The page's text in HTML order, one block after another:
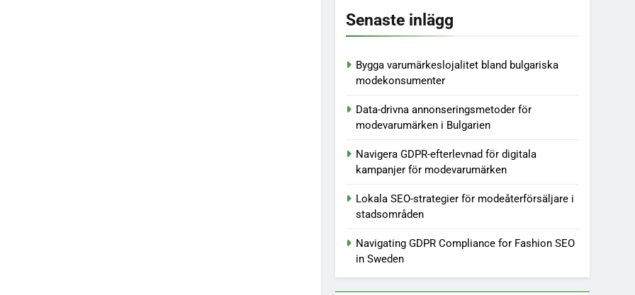
Senaste inlägg
Bygga varumärkeslojalitet bland bulgariska
modekonsumenter
Data-drivna annonseringsmetoder för
modevarumärken i Bulgarien
Navigera GDPR-efterlevnad för digitala
kampanjer för modevarumärken
Lokala SEO-strategier för modeåterförsäljare i
stadsområden
Navigating GDPR Compliance for Fashion SEO
in Sweden